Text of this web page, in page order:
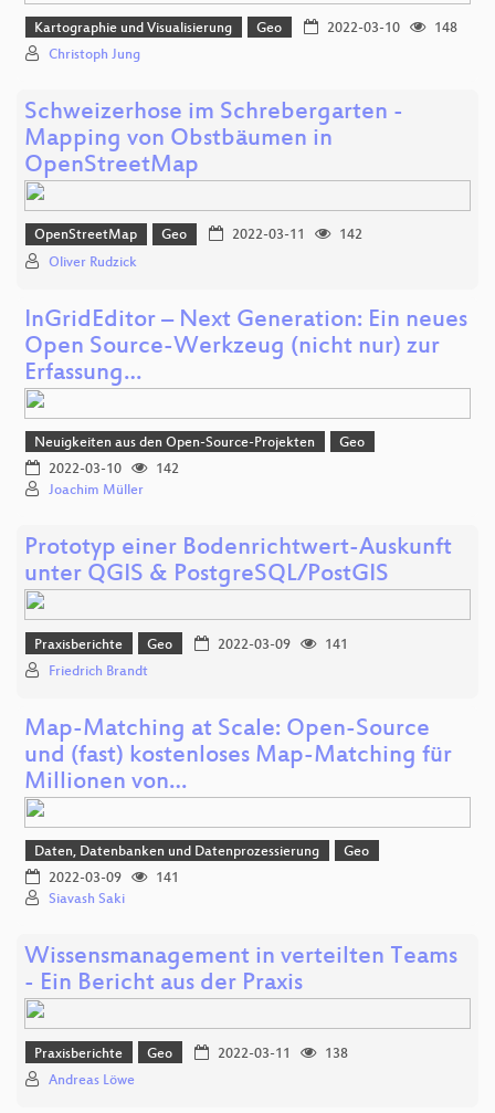
Kartographie und Visualisierung Geo 2022-03-10
148
Christoph Jung
Schweizerhose im Schrebergarten -
Mapping von Obstbäumen in
OpenStreetMap
OpenStreetMap Geo 2022-03-11
142
Oliver Rudzick
InGridEditor – Next Generation: Ein neues
Open Source-Werkzeug (nicht nur) zur
Erfassung…
Neuigkeiten aus den Open-Source-Projekten
Geo
2022-03-10
142
Joachim Müller
Prototyp einer Bodenrichtwert-Auskunft
unter QGIS & PostgreSQL/PostGIS
Praxisberichte Geo 2022-03-09
141
Friedrich Brandt
Map-Matching at Scale: Open-Source
und (fast) kostenloses Map-Matching für
Millionen von…
Daten, Datenbanken und Datenprozessierung
Geo
2022-03-09
141
Siavash Saki
Wissensmanagement in verteilten Teams
- Ein Bericht aus der Praxis
Praxisberichte Geo 2022-03-11
138
Andreas Löwe